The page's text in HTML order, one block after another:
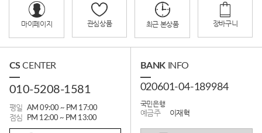
마이페이지 관심상품 최근 본상품 장바구니
CSCENTER
010-5208-1581
평일
AM 09:00 ~ PM 17:00
점심
PM 12:00 ~ PM 13:00
BANK INFO
020601-04-189984
국민은행
예금주 이재혁